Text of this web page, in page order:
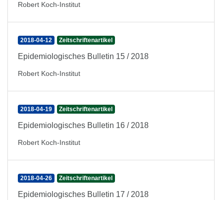
Robert Koch-Institut
2018-04-12 Zeitschriftenartikel
Epidemiologisches Bulletin 15 / 2018
Robert Koch-Institut
2018-04-19 Zeitschriftenartikel
Epidemiologisches Bulletin 16 / 2018
Robert Koch-Institut
2018-04-26 Zeitschriftenartikel
Epidemiologisches Bulletin 17 / 2018